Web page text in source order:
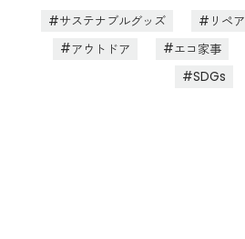
サステナブルグッズ リペア
アウトドア
エコ家事
SDGs